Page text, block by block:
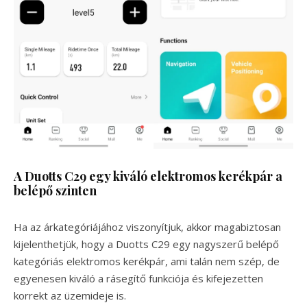
A Duotts C29 egy kiváló elektromos kerékpár a
belépő szinten
Ha az árkategóriájához viszonyítjuk, akkor magabiztosan
kijelenthetjük, hogy a Duotts C29 egy nagyszerű belépő
kategóriás elektromos kerékpár, ami talán nem szép, de
egyenesen kiváló a rásegítő funkciója és kifejezetten
korrekt az üzemideje is.